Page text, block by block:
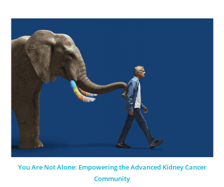
You Are Not Alone: Empowering the Advanced Kidney Cancer
Community